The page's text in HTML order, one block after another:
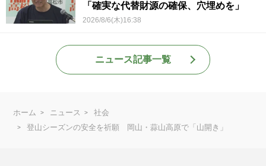
「確実な代替財源の確保、穴埋めを」
2026/8/6(木)16:38
ニュース記事一覧
ホーム ニュース
社会
登山シーズンの安全を祈願 岡山・蒜山高原で「山開き」